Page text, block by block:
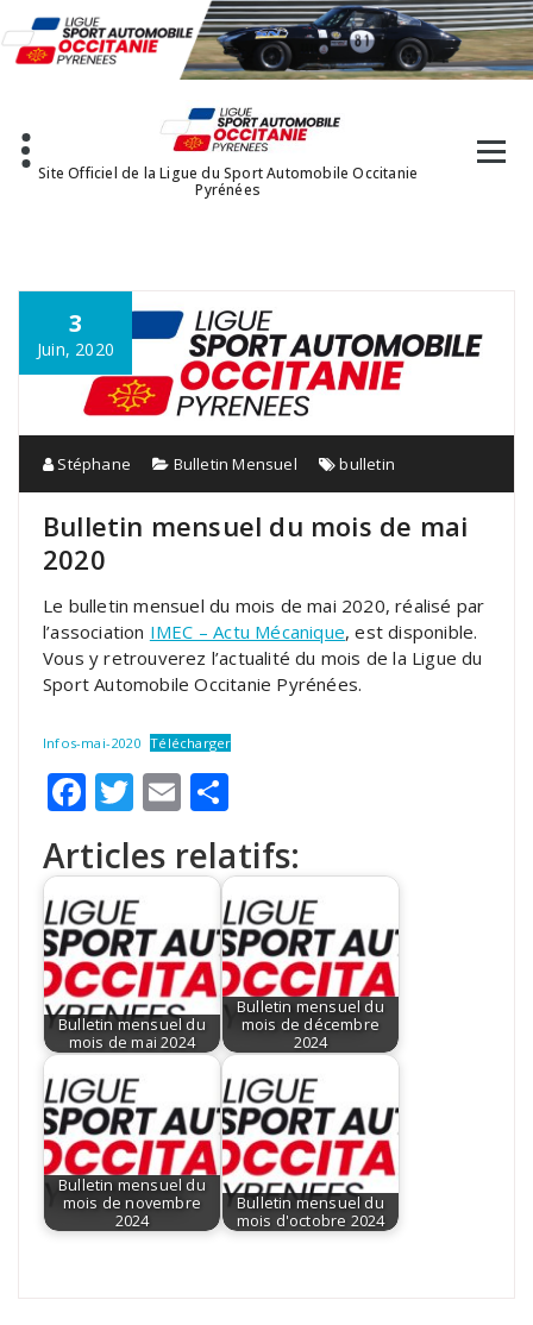
au
contenu
Site Officiel de la Ligue du Sport Automobile Occitanie
Pyrénées
3
Juin, 2020
Stéphane Bulletin Mensuel bulletin
Bulletin mensuel du mois de mai
2020
Le bulletin mensuel du mois de mai 2020, réalisé par
l’association IMEC – Actu Mécanique, est disponible.
Vous y retrouverez l’actualité du mois de la Ligue du
Sport Automobile Occitanie Pyrénées.
Infos-mai-2020 Télécharger
Facebook
Twitter
Email
Articles relatifs:
Bulletin mensuel du
mois de mai 2024
Bulletin mensuel du
mois de décembre
2024
Bulletin mensuel du
mois de novembre
2024
Bulletin mensuel du
mois d'octobre 2024